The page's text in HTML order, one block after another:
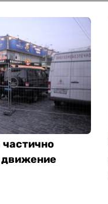
движение